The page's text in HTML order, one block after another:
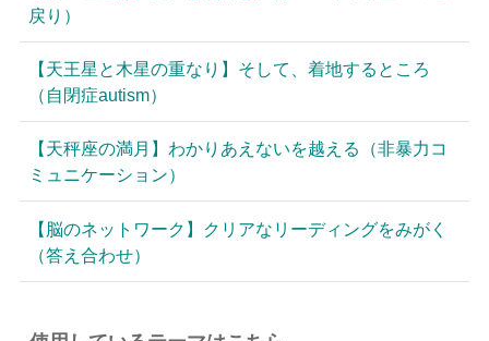
戻り）
【天王星と木星の重なり】そして、着地するところ
（自閉症autism）
【天秤座の満月】わかりあえないを越える（非暴力コ
ミュニケーション）
【脳のネットワーク】クリアなリーディングをみがく
（答え合わせ）